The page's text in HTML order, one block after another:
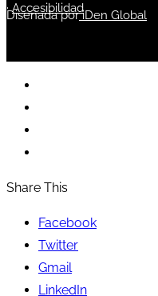
·Accesibilidad
Diseñada poriDen Global
Share This
Facebook
Twitter
Gmail
LinkedIn